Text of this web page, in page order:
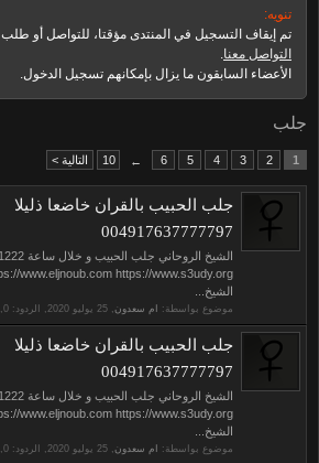
تنويه:
تم إيقاف التسجيل في المنتدى مؤقتا، للتواصل أو طلب
التواصل معنا.
الأعضاء السابقون ما يزال بإمكانهم تسجيل الدخول.
جلب
1
2
3
4
5
6
←
10 التالية >
جلب الحبيب بالقران خاضعا ذليلا
004917637777797
www.eljnoub.com https://www.s3udy.org
الشيخ...
موضوع بواسطة: ام سعدون, , الردود: 0, في منتدى:
جلب الحبيب بالقران خاضعا ذليلا
004917637777797
www.eljnoub.com https://www.s3udy.org
الشيخ...
موضوع بواسطة: ام سعدون, , الردود: 0, في منتدى: